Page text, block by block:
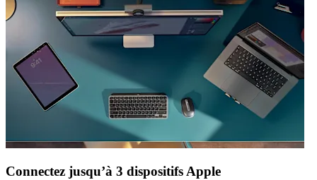
Connectez jusqu’à 3 dispositifs Apple